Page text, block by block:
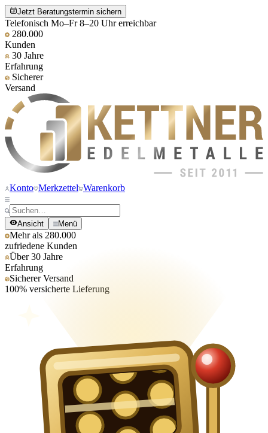
Jetzt Beratungstermin sichern
Telefonisch Mo–Fr 8–20 Uhr erreichbar
280.000
Kunden
30 Jahre
Erfahrung
Sicherer
Versand
Konto Merkzettel Warenkorb
Ansicht Menü
Mehr als 280.000
zufriedene Kunden
Über 30 Jahre
Erfahrung
Sicherer Versand
100% versicherte Lieferung